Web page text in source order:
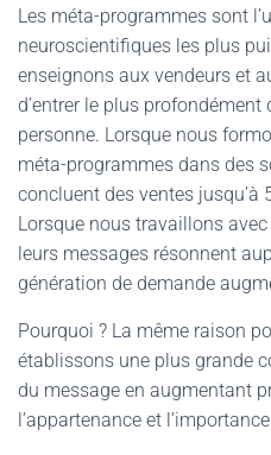
Les méta-programmes sont
neuroscientifiques les plus
enseignons aux vendeurs et
d’entrer le plus profondément
personne. Lorsque nous
méta-programmes dans des
concluent des ventes jusqu’à
Lorsque nous travaillons
leurs messages résonnent
génération de demande
Pourquoi ? La même raison
établissons une plus grande
du message en augmentant
l’appartenance et